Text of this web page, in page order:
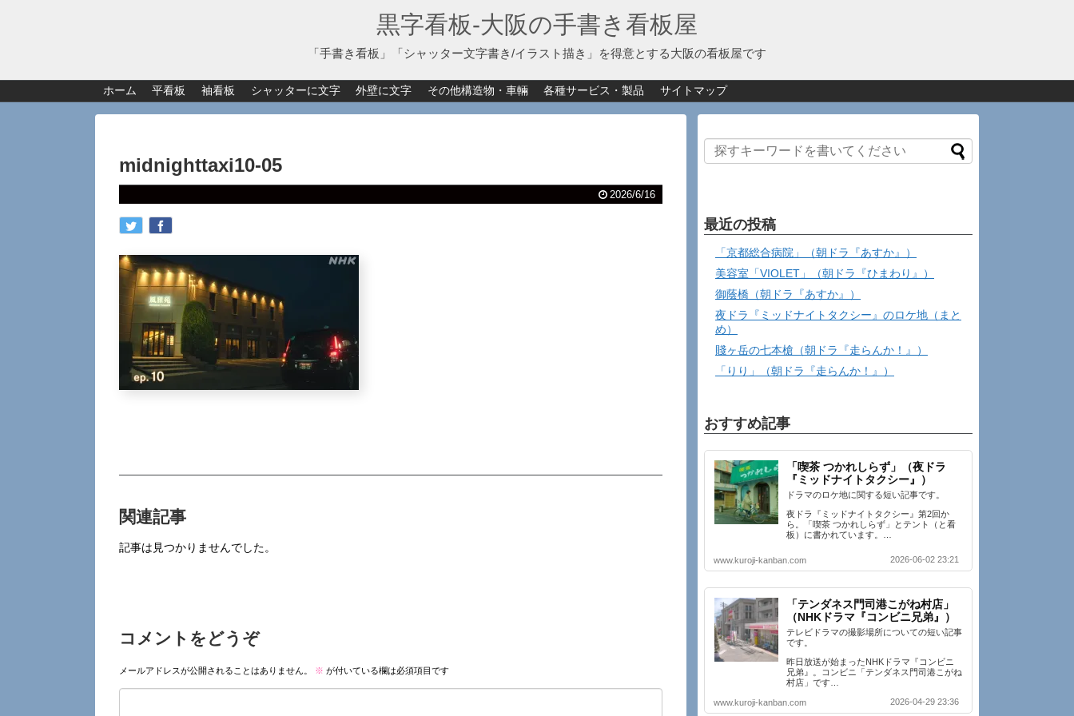
黒字看板‐大阪の手書き看板屋
「手書き看板」「シャッター文字書き/イラスト描き」を得意とする大阪の看板屋です
ホーム 平看板 袖看板 シャッターに文字 外壁に文字 その他構造物・車輛 各種サービス・製品 サイトマップ
midnighttaxi10-05
2026/6/16
関連記事
記事は見つかりませんでした。
コメントをどうぞ
メールアドレスが公開されることはありません。 ※ が付いている欄は必須項目です
最近の投稿
「京都総合病院」（朝ドラ『あすか』）
美容室「VIOLET」（朝ドラ『ひまわり』）
御蔭橋（朝ドラ『あすか』）
夜ドラ『ミッドナイトタクシー』のロケ地（まと
め）
賤ヶ岳の七本槍（朝ドラ『走らんか！』）
「りり」（朝ドラ『走らんか！』）
おすすめ記事
「喫茶 つかれしらず」（夜ドラ
『ミッドナイトタクシー』）
ドラマのロケ地に関する短い記事です。
夜ドラ『ミッドナイトタクシー』第2回か
ら。「喫茶 つかれしらず」とテント（と看
板）に書かれています。…
www.kuroji-kanban.com 2026-06-02 23:21
「テンダネス門司港こがね村店」
（NHKドラマ『コンビニ兄弟』）
テレビドラマの撮影場所についての短い記事
です。
昨日放送が始まったNHKドラマ『コンビニ
兄弟』。コンビニ「テンダネス門司港こがね
村店」です…
www.kuroji-kanban.com 2026-04-29 23:36